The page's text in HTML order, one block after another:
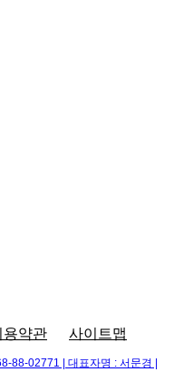
용약관 사이트맵
88-02771 | 대표자명 : 서문경 |